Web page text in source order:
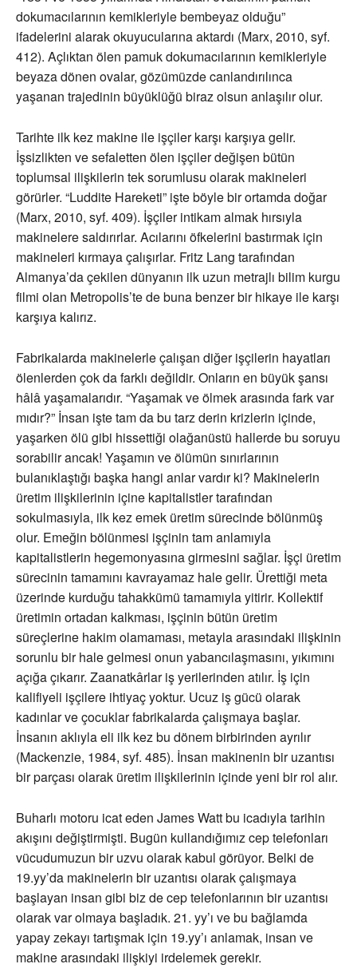
dokumacılarının kemikleriyle bembeyaz olduğu”
ifadelerini alarak okuyucularına aktardı (Marx, 2010, syf.
412). Açlıktan ölen pamuk dokumacılarının kemikleriyle
beyaza dönen ovalar, gözümüzde canlandırılınca
yaşanan trajedinin büyüklüğü biraz olsun anlaşılır olur.
Tarihte ilk kez makine ile işçiler karşı karşıya gelir.
İşsizlikten ve sefaletten ölen işçiler değişen bütün
toplumsal ilişkilerin tek sorumlusu olarak makineleri
görürler. “Luddite Hareketi” işte böyle bir ortamda doğar
(Marx, 2010, syf. 409). İşçiler intikam almak hırsıyla
makinelere saldırırlar. Acılarını öfkelerini bastırmak için
makineleri kırmaya çalışırlar. Fritz Lang tarafından
Almanya’da çekilen dünyanın ilk uzun metrajlı bilim kurgu
filmi olan Metropolis’te de buna benzer bir hikaye ile karşı
karşıya kalırız.
Fabrikalarda makinelerle çalışan diğer işçilerin hayatları
ölenlerden çok da farklı değildir. Onların en büyük şansı
hâlâ yaşamalarıdır. “Yaşamak ve ölmek arasında fark var
mıdır?” İnsan işte tam da bu tarz derin krizlerin içinde,
yaşarken ölü gibi hissettiği olağanüstü hallerde bu soruyu
sorabilir ancak! Yaşamın ve ölümün sınırlarının
bulanıklaştığı başka hangi anlar vardır ki? Makinelerin
üretim ilişkilerinin içine kapitalistler tarafından
sokulmasıyla, ilk kez emek üretim sürecinde bölünmüş
olur. Emeğin bölünmesi işçinin tam anlamıyla
kapitalistlerin hegemonyasına girmesini sağlar. İşçi üretim
sürecinin tamamını kavrayamaz hale gelir. Ürettiği meta
üzerinde kurduğu tahakkümü tamamıyla yitirir. Kollektif
üretimin ortadan kalkması, işçinin bütün üretim
süreçlerine hakim olamaması, metayla arasındaki ilişkinin
sorunlu bir hale gelmesi onun yabancılaşmasını, yıkımını
açığa çıkarır. Zaanatkârlar iş yerilerinden atılır. İş için
kalifiyeli işçilere ihtiyaç yoktur. Ucuz iş gücü olarak
kadınlar ve çocuklar fabrikalarda çalışmaya başlar.
İnsanın aklıyla eli ilk kez bu dönem birbirinden ayrılır
(Mackenzie, 1984, syf. 485). İnsan makinenin bir uzantısı
bir parçası olarak üretim ilişkilerinin içinde yeni bir rol alır.
Buharlı motoru icat eden James Watt bu icadıyla tarihin
akışını değiştirmişti. Bugün kullandığımız cep telefonları
vücudumuzun bir uzvu olarak kabul görüyor. Belki de
19.yy’da makinelerin bir uzantısı olarak çalışmaya
başlayan insan gibi biz de cep telefonlarının bir uzantısı
olarak var olmaya başladık. 21. yy’ı ve bu bağlamda
yapay zekayı tartışmak için 19.yy’ı anlamak, insan ve
makine arasındaki ilişkiyi irdelemek gerekir.